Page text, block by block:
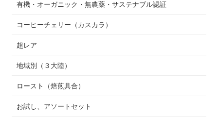
有機・オーガニック・無農薬・サステナブル認証
コーヒーチェリー（カスカラ）
超レア
地域別（３大陸）
ロースト（焙煎具合）
お試し、アソートセット